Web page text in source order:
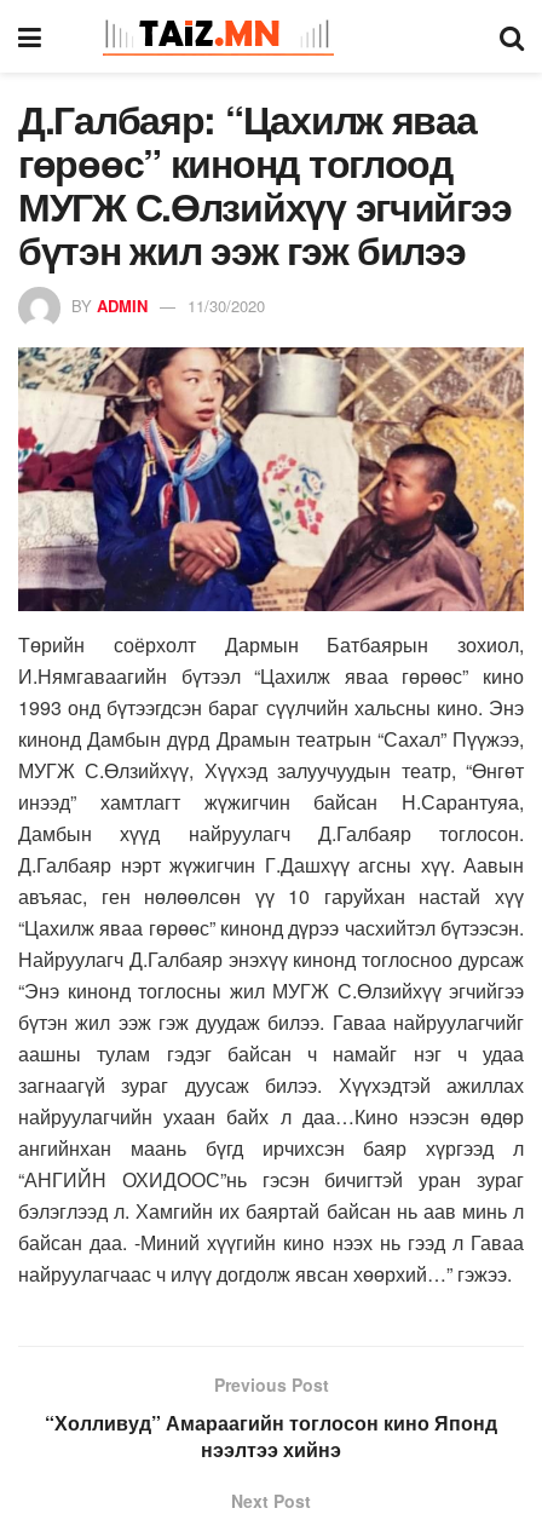
Д.Галбаяр: “Цахилж яваа
гөрөөс” кинонд тоглоод
МУГЖ С.Өлзийхүү эгчийгээ
бүтэн жил ээж гэж билээ
BY ADMIN 11/30/2020
Төрийн соёрхолт Дармын Батбаярын зохиол,
И.Нямгаваагийн бүтээл “Цахилж яваа гөрөөс” кино
1993 онд бүтээгдсэн бараг сүүлчийн хальсны кино. Энэ
кинонд Дамбын дүрд Драмын театрын “Сахал” Пүүжээ,
МУГЖ С.Өлзийхүү, Хүүхэд залуучуудын театр, “Өнгөт
инээд” хамтлагт жүжигчин байсан Н.Сарантуяа,
Дамбын хүүд найруулагч Д.Галбаяр тоглосон.
Д.Галбаяр нэрт жүжигчин Г.Дашхүү агсны хүү. Аавын
авъяас, ген нөлөөлсөн үү 10 гаруйхан настай хүү
“Цахилж яваа гөрөөс” кинонд дүрээ часхийтэл бүтээсэн.
Найруулагч Д.Галбаяр энэхүү кинонд тоглосноо дурсаж
“Энэ кинонд тоглосны жил МУГЖ С.Өлзийхүү эгчийгээ
бүтэн жил ээж гэж дуудаж билээ. Гаваа найруулагчийг
аашны тулам гэдэг байсан ч намайг нэг ч удаа
загнаагүй зураг дуусаж билээ. Хүүхэдтэй ажиллах
найруулагчийн ухаан байх л даа…Кино нээсэн өдөр
ангийнхан маань бүгд ирчихсэн баяр хүргээд л
“АНГИЙН ОХИДООС”нь гэсэн бичигтэй уран зураг
бэлэглээд л. Хамгийн их баяртай байсан нь аав минь л
байсан даа. -Миний хүүгийн кино нээх нь гээд л Гаваа
найруулагчаас ч илүү догдолж явсан хөөрхий…” гэжээ.
Previous Post
“Холливуд” Амараагийн тоглосон кино Японд
нээлтээ хийнэ
Next Post